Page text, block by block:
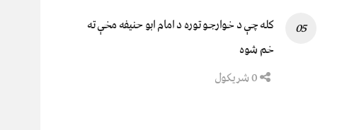
کله چې د خوارجو توره د امام ابو حنیفه مخې ته
خم شوه